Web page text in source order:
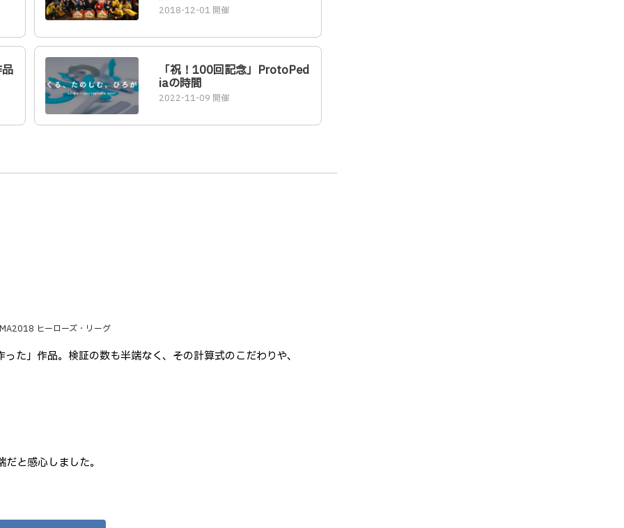
2018-12-01 開催
「祝！100回記念」ProtoPed
iaの時間
2022-11-09 開催
ヒーローズ・リーグ
た」作品。検証の数も半端なく、その計算式のこだわりや、
と感心しました。